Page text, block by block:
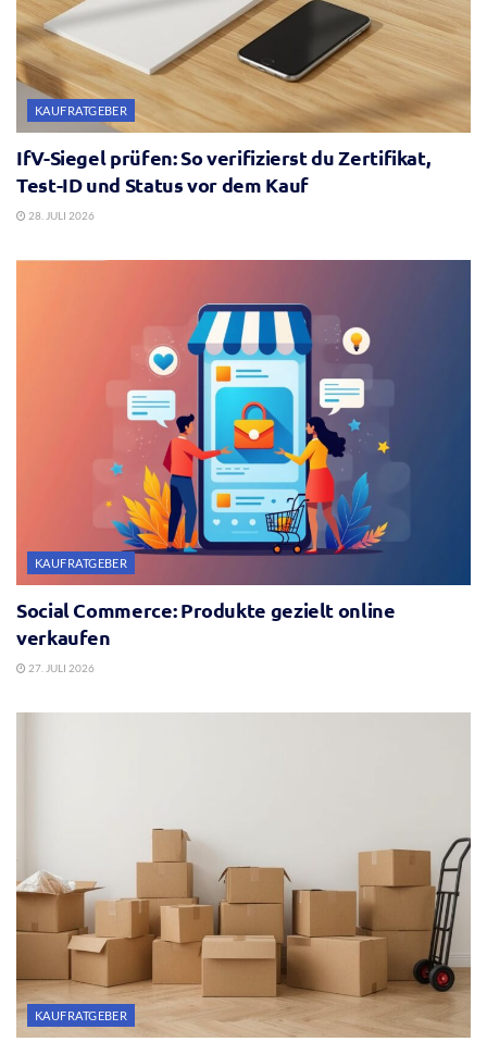
KAUFRATGEBER
IfV-Siegel prüfen: So verifizierst du Zertifikat,
Test-ID und Status vor dem Kauf
28. JULI 2026
KAUFRATGEBER
Social Commerce: Produkte gezielt online
verkaufen
27. JULI 2026
KAUFRATGEBER